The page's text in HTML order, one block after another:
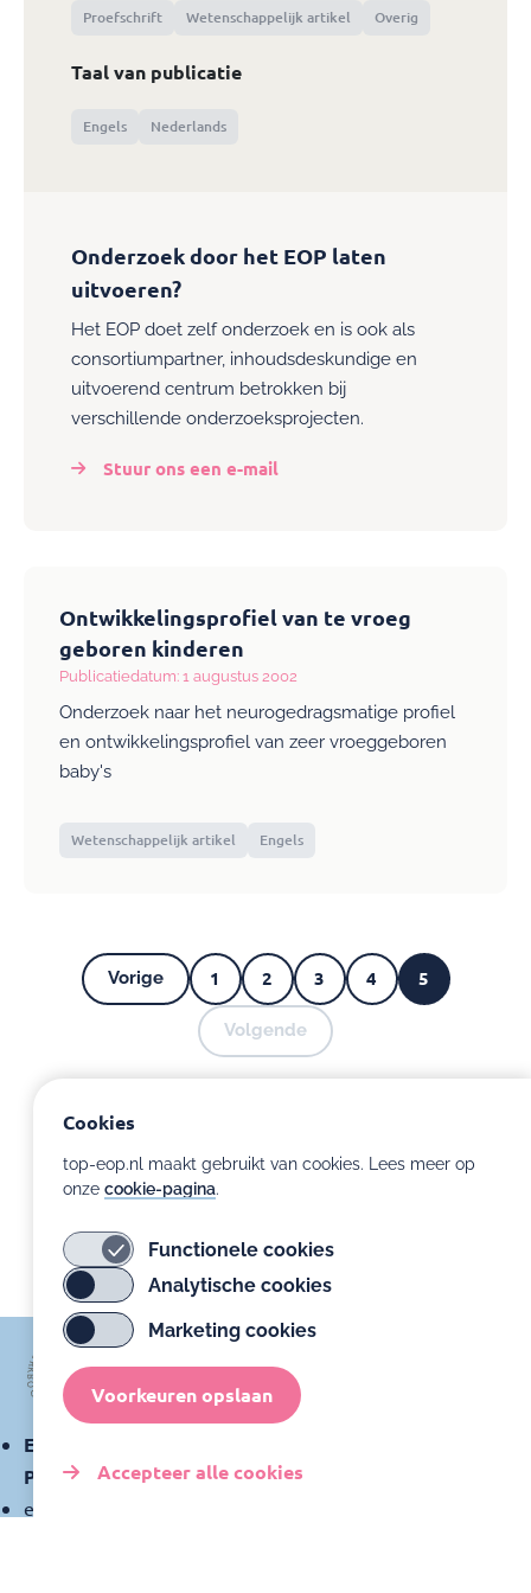
Proefschrift Wetenschappelijk artikel Overig
Taal van publicatie
Engels Nederlands
Onderzoek door het EOP laten
uitvoeren?
Het EOP doet zelf onderzoek en is ook als
consortiumpartner, inhoudsdeskundige en
uitvoerend centrum betrokken bij
verschillende onderzoeksprojecten.
Stuur ons een e-mail
Ontwikkelingsprofiel van te vroeg
geboren kinderen
Publicatiedatum: 1 augustus 2002
Onderzoek naar het neurogedragsmatige profiel
en ontwikkelingsprofiel van zeer vroeggeboren
baby's
Wetenschappelijk artikel Engels
Pagina's
Vorige
Vorige
Pagina
1
Pagina
2
Pagina
3
Pagina
4
Huidige
5
Volgende
Volgende
Expertisecentrum Ontwikkelingsondersteuning
Prematuren
expertisecentrumprematuren@amsterdamumc.nl
Cookies
top-eop.nl maakt gebruikt van cookies. Lees meer op
onze cookie-pagina.
Functionele cookies
Analytische cookies
Marketing cookies
Voorkeuren opslaan
Accepteer alle cookies